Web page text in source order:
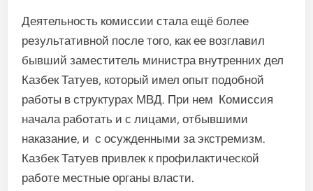
Деятельность комиссии стала ещё более
результативной после того, как ее возглавил
бывший заместитель министра внутренних дел
Казбек Татуев, который имел опыт подобной
работы в структурах МВД. При нем Комиссия
начала работать и с лицами, отбывшими
наказание, и с осужденными за экстремизм.
Казбек Татуев привлек к профилактической
работе местные органы власти.